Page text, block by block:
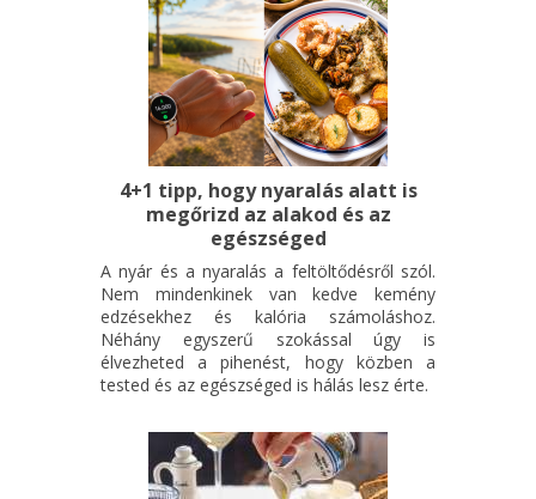
4+1 tipp, hogy nyaralás alatt is
megőrizd az alakod és az
egészséged
A nyár és a nyaralás a feltöltődésről szól.
Nem mindenkinek van kedve kemény
edzésekhez és kalória számoláshoz.
Néhány egyszerű szokással úgy is
élvezheted a pihenést, hogy közben a
tested és az egészséged is hálás lesz érte.